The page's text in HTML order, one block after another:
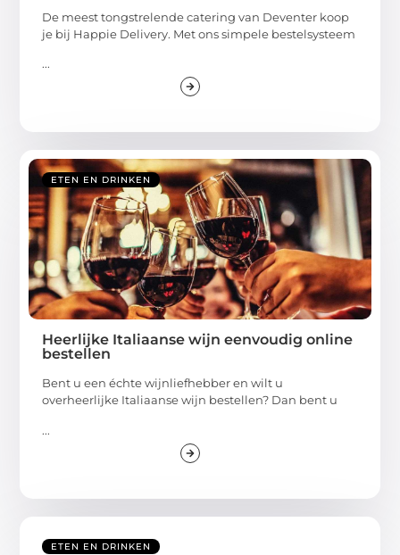
De meest tongstrelende catering van Deventer koop
je bij Happie Delivery. Met ons simpele bestelsysteem
...
ETEN EN DRINKEN
Heerlijke Italiaanse wijn eenvoudig online
bestellen
Bent u een échte wijnliefhebber en wilt u
overheerlijke Italiaanse wijn bestellen? Dan bent u
...
ETEN EN DRINKEN